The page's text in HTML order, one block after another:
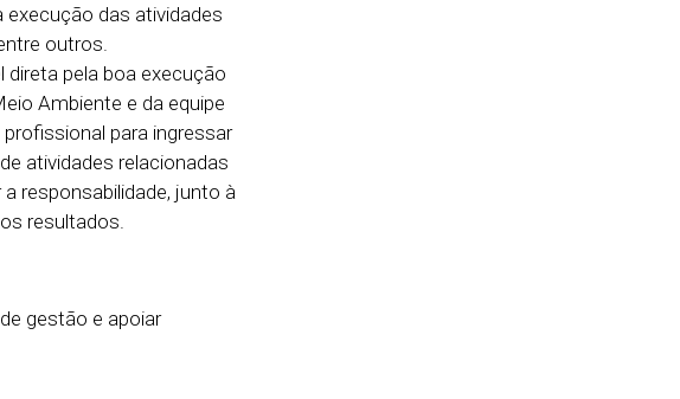
das atividades
outros.
direta pela boa execução
Ambiente e da equipe
para ingressar
atividades relacionadas
responsabilidade, junto à
resultados.
gestão e apoiar